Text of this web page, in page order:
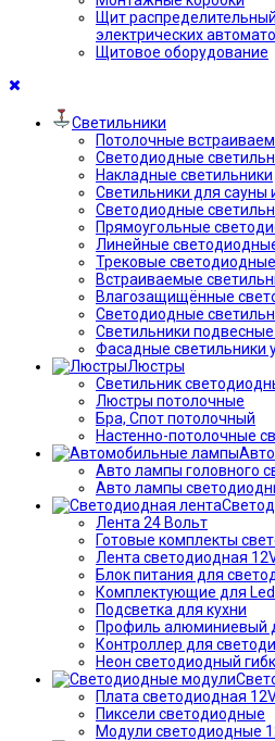
Щит
электрических
Щитовое оборудование
Светильники
Потолочные
Светодиодные
Накладные светильники
Светильники для сауны
Светодиодные
Прямоугольные
Линейные
Трековые
Встраиваемые
Влагозащищённые
Светодиодные
Светильники
Фасадные светильники
Люстры
Светильник
Люстры потолочные
Бра, Спот потолочный
Настенно-потолочные
Авто лампы головного
Авто лампы
Лента 24 Вольт
Готовые комплекты
Лента светодиодная
Блок питания для
Комплектующие для
Подсветка для кухни
Профиль алюминиевый
Контроллер для
Неон светодиодный
Плата светодиодная
Пиксели светодиодные
Модули светодиодные